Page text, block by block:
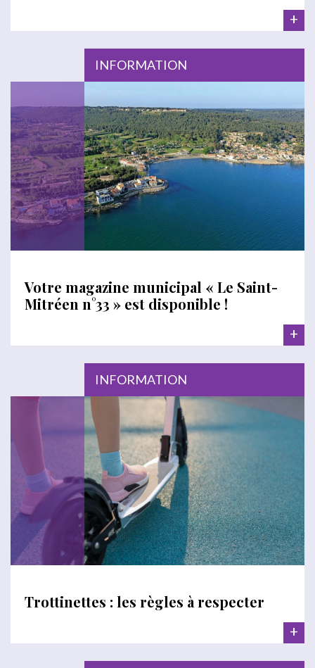
+
INFORMATION
Votre magazine municipal « Le Saint-
Mitréen n°33 » est disponible !
+
INFORMATION
Trottinettes : les règles à respecter
+